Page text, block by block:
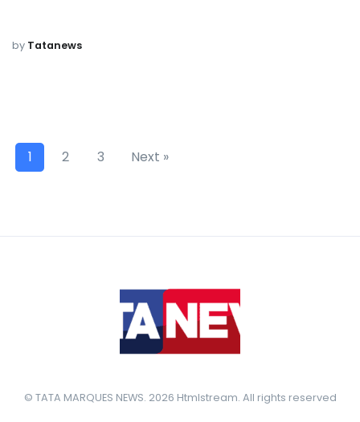
by Tatanews
1 2 3 Next »
© TATA MARQUES NEWS. 2026 Htmlstream. All rights reserved